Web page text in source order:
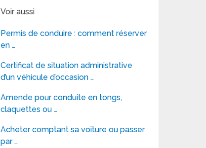
Voir aussi
Permis de conduire : comment réserver
en …
Certificat de situation administrative
d’un véhicule d’occasion …
Amende pour conduite en tongs,
claquettes ou …
Acheter comptant sa voiture ou passer
par …